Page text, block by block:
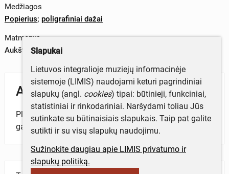
Medžiagos
Popierius; poligrafiniai dažai
Matmenys
Aukštis x plotis – 56,3 x 85 cm
Aprašymas
Plakatas skatinantis teikti racionalius pasiūlymus
gamybai. Dai.l R. Šveikauskas.
Slapukai
Lietuvos integralioje muziejų informacinėje
sistemoje (LIMIS) naudojami keturi pagrindiniai
slapukų (angl. cookies) tipai: būtinieji, funkciniai,
statistiniai ir rinkodariniai. Naršydami toliau Jūs
sutinkate su būtinaisiais slapukais. Taip pat galite
sutikti ir su visų slapukų naudojimu.
Sužinokite daugiau apie LIMIS privatumo ir
slapukų politiką.